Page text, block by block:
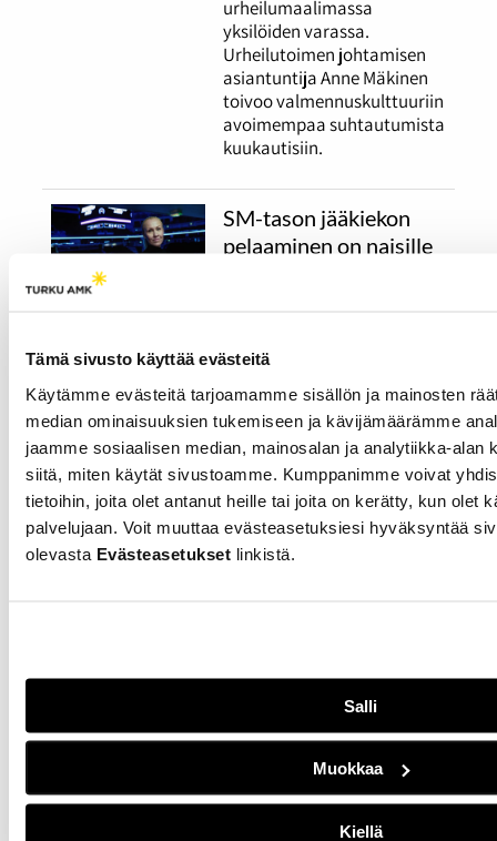
Tämä sivusto käyttää evästeitä
Käytämme evästeitä tarjoamamme sisällön ja mainosten
median ominaisuuksien tukemiseen ja kävijämäärämme
jaamme sosiaalisen median, mainosalan ja analytiikka-alan
siitä, miten käytät sivustoamme. Kumppanimme voivat
tietoihin, joita olet antanut heille tai joita on kerätty, kun olet
palvelujaan. Voit muuttaa evästeasetuksiesi hyväksyntää
olevasta Evästeasetukset linkistä.
Salli
Muokkaa
Kiellä
urheilumaalimassa
yksilöiden varassa.
Urheilutoimen johtamisen
asiantuntija Anne Mäkinen
toivoo valmennuskulttuuriin
avoimempaa suhtautumista
kuukautisiin.
SM-tason jääkiekon
pelaaminen on naisille
Suomessa on pelattu SM-
40 vuotta, mutta lajin tasa-
arvotyö laahaa edelleen
jäljessä. Esimerkiksi
kausimaksut voivat olla
pelaajilla jopa tuhansia
euroja.
URHEILU
urheiluharrastuksen
aloittaneelle treeni voi olla
omaa aikaa toisten